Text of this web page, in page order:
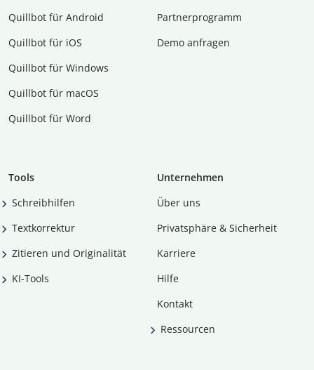
Quillbot für Android
Quillbot für iOS
Quillbot für Windows
Quillbot für macOS
Quillbot für Word
Partnerprogramm
Demo anfragen
Tools
Schreibhilfen
Textkorrektur
Zitieren und Originalität
KI-Tools
Unternehmen
Über uns
Privatsphäre & Sicherheit
Karriere
Hilfe
Kontakt
Ressourcen